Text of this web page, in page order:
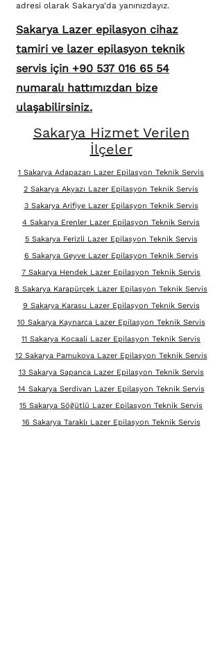
adresi olarak Sakarya'da yanınızdayız.
Sakarya Lazer epilasyon cihaz
tamiri ve lazer epilasyon teknik
servis için +90 537 016 65 54
numaralı hattımızdan bize
ulaşabilirsiniz.
Sakarya Hizmet Verilen
İlçeler
1 Sakarya Adapazarı Lazer Epilasyon Teknik Servis
2 Sakarya Akyazı Lazer Epilasyon Teknik Servis
3 Sakarya Arifiye Lazer Epilasyon Teknik Servis
4 Sakarya Erenler Lazer Epilasyon Teknik Servis
5 Sakarya Ferizli Lazer Epilasyon Teknik Servis
6 Sakarya Geyve Lazer Epilasyon Teknik Servis
7 Sakarya Hendek Lazer Epilasyon Teknik Servis
8 Sakarya Karapürçek Lazer Epilasyon Teknik Servis
9 Sakarya Karasu Lazer Epilasyon Teknik Servis
10 Sakarya Kaynarca Lazer Epilasyon Teknik Servis
11 Sakarya Kocaali Lazer Epilasyon Teknik Servis
12 Sakarya Pamukova Lazer Epilasyon Teknik Servis
13 Sakarya Sapanca Lazer Epilasyon Teknik Servis
14 Sakarya Serdivan Lazer Epilasyon Teknik Servis
15 Sakarya Söğütlü Lazer Epilasyon Teknik Servis
16 Sakarya Taraklı Lazer Epilasyon Teknik Servis